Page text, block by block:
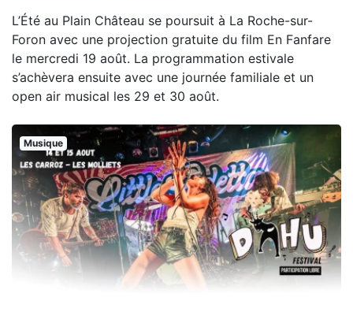
L’Été au Plain Château se poursuit à La Roche-sur-
Foron avec une projection gratuite du film En Fanfare
le mercredi 19 août. La programmation estivale
s’achèvera ensuite avec une journée familiale et un
open air musical les 29 et 30 août.
Musique